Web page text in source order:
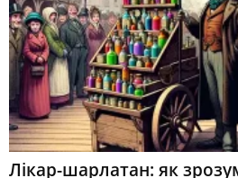
Лікар-шарлатан: як